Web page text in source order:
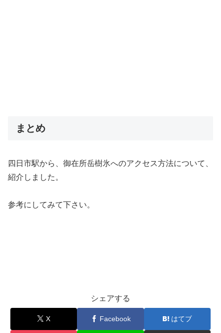
まとめ
四日市駅から、御在所岳樹氷へのアクセス方法について、
紹介しました。
参考にしてみて下さい。
シェアする
X Facebook はてブ